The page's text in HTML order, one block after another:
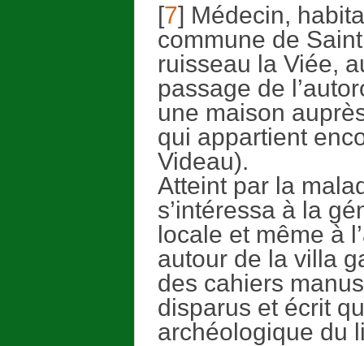
[7] Médecin,
commune de
ruisseau la Viée,
passage de
une maison
qui appartient
Videau).
Atteint par la
s’intéressa à la
locale et même à
autour de la villa
des cahiers
disparus et écrit
archéologique du